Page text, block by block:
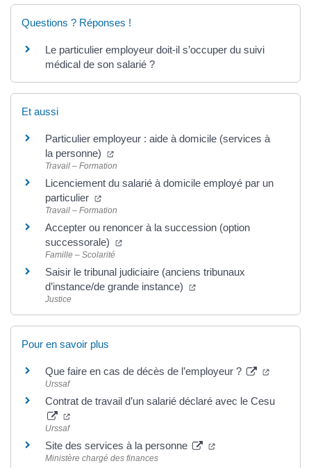
Questions ? Réponses !
Le particulier employeur doit-il s’occuper du suivi
médical de son salarié ?
Et aussi
Particulier employeur : aide à domicile (services à
la personne)
Travail – Formation
Licenciement du salarié à domicile employé par un
particulier
Travail – Formation
Accepter ou renoncer à la succession (option
successorale)
Famille – Scolarité
Saisir le tribunal judiciaire (anciens tribunaux
d’instance/de grande instance)
Justice
Pour en savoir plus
Que faire en cas de décès de l’employeur ?
Urssaf
Contrat de travail d’un salarié déclaré avec le Cesu
Urssaf
Site des services à la personne
Ministère chargé des finances